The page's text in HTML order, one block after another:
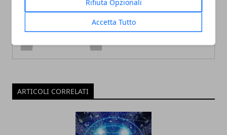
Rifiuta Opzionali
Accetta Tutto
ARTICOLI CORRELATI